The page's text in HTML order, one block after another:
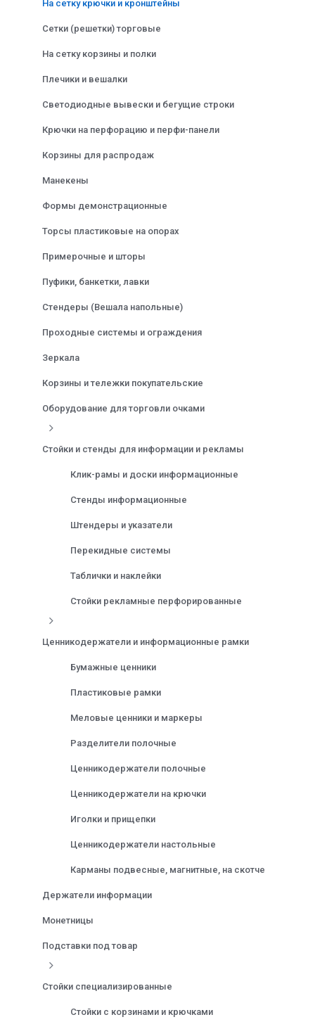
На сетку крючки и кронштейны
Сетки (решетки) торговые
На сетку корзины и полки
Плечики и вешалки
Светодиодные вывески и бегущие строки
Крючки на перфорацию и перфи-панели
Корзины для распродаж
Манекены
Формы демонстрационные
Торсы пластиковые на опорах
Примерочные и шторы
Пуфики, банкетки, лавки
Стендеры (Вешала напольные)
Проходные системы и ограждения
Зеркала
Корзины и тележки покупательские
Оборудование для торговли очками
Стойки и стенды для информации и рекламы
Клик-рамы и доски информационные
Стенды информационные
Штендеры и указатели
Перекидные системы
Таблички и наклейки
Стойки рекламные перфорированные
Ценникодержатели и информационные рамки
Бумажные ценники
Пластиковые рамки
Меловые ценники и маркеры
Разделители полочные
Ценникодержатели полочные
Ценникодержатели на крючки
Иголки и прищепки
Ценникодержатели настольные
Карманы подвесные, магнитные, на скотче
Держатели информации
Монетницы
Подставки под товар
Стойки специализированные
Стойки с корзинами и крючками